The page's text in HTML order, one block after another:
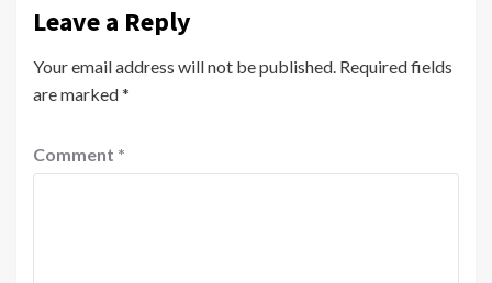
Leave a Reply
Your email address will not be published. Required fields
are marked*
Comment *